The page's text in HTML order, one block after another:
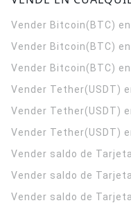
Vender Bitcoin(BTC)
Vender Bitcoin(BTC) en
Vender Bitcoin(BTC) en
Vender Tether(USDT)
Vender Tether(USDT)
Vender Tether(USDT)
Vender saldo de
Vender saldo de
Vender saldo de